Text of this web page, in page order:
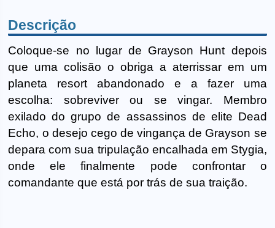
Descrição
Coloque-se no lugar de Grayson Hunt depois
que uma colisão o obriga a aterrissar em um
planeta resort abandonado e a fazer uma
escolha: sobreviver ou se vingar. Membro
exilado do grupo de assassinos de elite Dead
Echo, o desejo cego de vingança de Grayson se
depara com sua tripulação encalhada em Stygia,
onde ele finalmente pode confrontar o
comandante que está por trás de sua traição.